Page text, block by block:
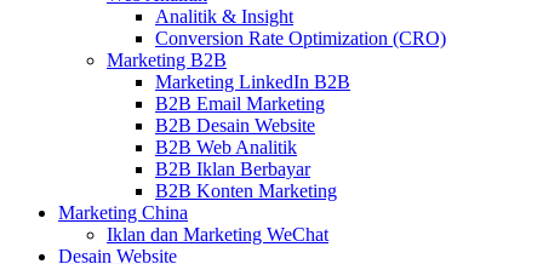
Analitik & Insight
Conversion Rate Optimization (CRO)
Marketing B2B
Marketing LinkedIn B2B
B2B Email Marketing
B2B Desain Website
B2B Web Analitik
B2B Iklan Berbayar
B2B Konten Marketing
Marketing China
Iklan dan Marketing WeChat
Desain Website